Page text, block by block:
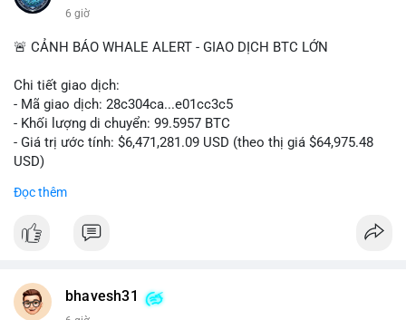
6 giờ
🚨 CẢNH BÁO WHALE ALERT - GIAO DỊCH BTC LỚN
Chi tiết giao dịch:
- Mã giao dịch: 28c304ca...e01cc3c5
- Khối lượng di chuyển: 99.5957 BTC
- Giá trị ước tính: $6,471,281.09 USD (theo thị giá $64,975.48
USD)
giá hơn 6.47 triệu USD, cho thấy dấu hiệu chuyển tiền quy mô
thanh khoản hoặc bán, hoặc chuyển sang ví lạnh nhằm tích lũy
dài hạn. Việc giao dịch chưa được xác nhận tạo tâm lý thận
Đọc thêm
bhavesh31